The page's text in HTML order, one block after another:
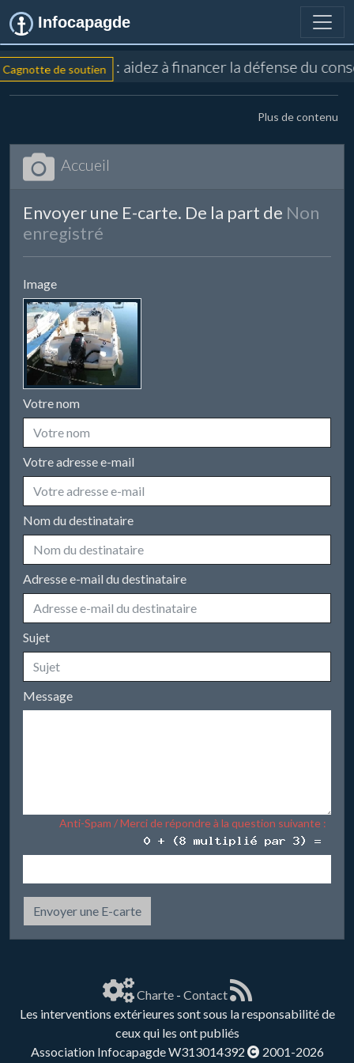
Infocapagde
de soutien : aidez à financer la défense du
Plus de contenu
Accueil
Envoyer une E-carte. De la part de Non
enregistré
Image
Votre nom
Votre adresse e-mail
Nom du destinataire
Adresse e-mail du destinataire
Sujet
Message
Anti-Spam / Merci de répondre à la question suivante :
Envoyer une E-carte
Charte- Contact
Les interventions extérieures sont sous la responsabilité de
ceux qui les ont publiés
Association Infocapagde W313014392
2001-2026